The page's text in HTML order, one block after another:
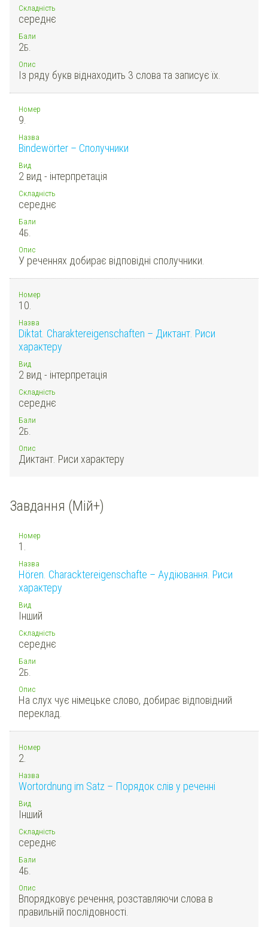
Складність
середнє
Бали
2Б.
Опис
Із ряду букв віднаходить 3 слова та записує їх.
Номер
9.
Назва
Bindewörter – Сполучники
Вид
2 вид - інтерпретація
Складність
середнє
Бали
4Б.
Опис
У реченнях добирає відповідні сполучники.
Номер
10.
Назва
Diktat. Charaktereigenschaften – Диктант. Риси
характеру
Вид
2 вид - інтерпретація
Складність
середнє
Бали
2Б.
Опис
Диктант. Риси характеру
Завдання (Мій+)
Номер
1.
Назва
Hören. Characktereigenschafte – Аудіювання. Риси
характеру
Вид
Інший
Складність
середнє
Бали
2Б.
Опис
На слух чує німецьке слово, добирає відповідний
переклад.
Номер
2.
Назва
Wortordnung im Satz – Порядок слів у реченні
Вид
Інший
Складність
середнє
Бали
4Б.
Опис
Впорядковує речення, розставляючи слова в
правильній послідовності.